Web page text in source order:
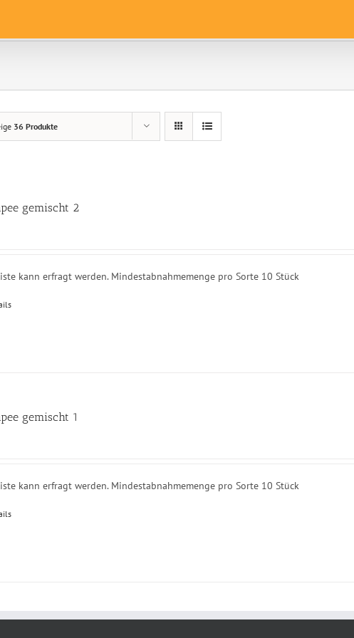
36 Produkte
gemischt 2
kann erfragt werden. Mindestabnahmemenge pro Sorte 10 Stück
gemischt 1
kann erfragt werden. Mindestabnahmemenge pro Sorte 10 Stück